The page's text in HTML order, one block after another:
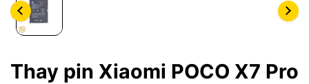
Thay pin Xiaomi POCO X7 Pro